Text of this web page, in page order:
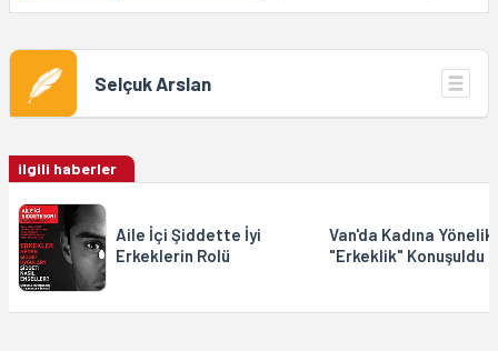
Selçuk Arslan
ilgili haberler
Aile İçi Şiddette İyi
Erkeklerin Rolü
Van'da Kadına
"Erkeklik" Konuşuldu